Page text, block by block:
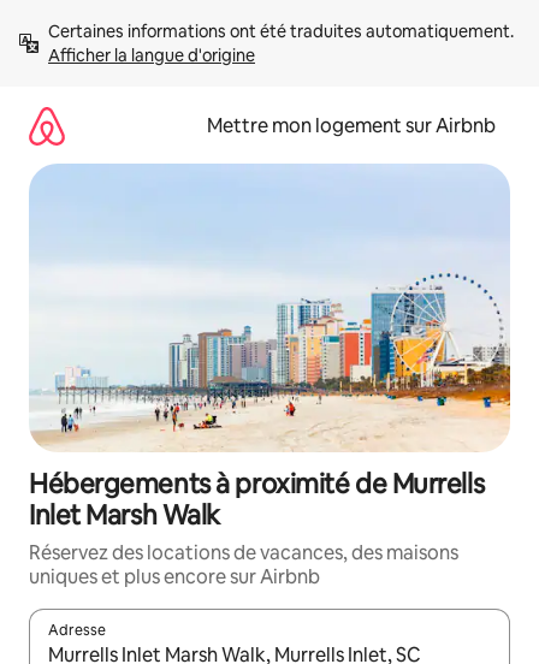
directement
Afficher la langue d'origine
Mettre mon logement sur Airbnb
Hébergements à proximité de Murrells
Inlet Marsh Walk
Réservez des locations de vacances, des maisons
uniques et plus encore sur Airbnb
Adresse
Lorsque les résultats s'affichent, utilisez les flèches vers le